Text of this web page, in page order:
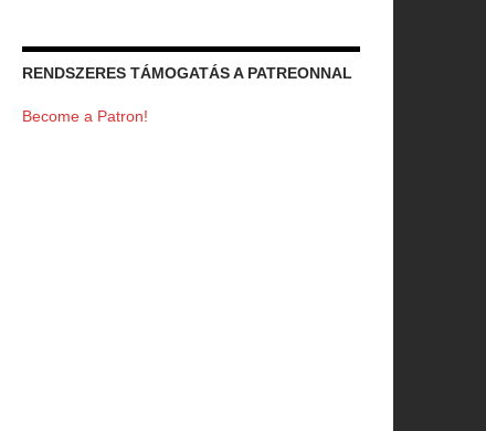
RENDSZERES TÁMOGATÁS A PATREONNAL
Become a Patron!